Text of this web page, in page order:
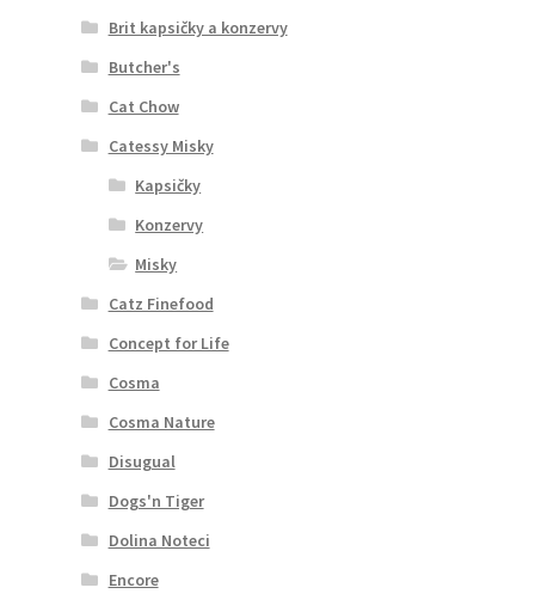
Brit kapsičky a konzervy
Butcher's
Cat Chow
Catessy Misky
Kapsičky
Konzervy
Misky
Catz Finefood
Concept for Life
Cosma
Cosma Nature
Disugual
Dogs'n Tiger
Dolina Noteci
Encore